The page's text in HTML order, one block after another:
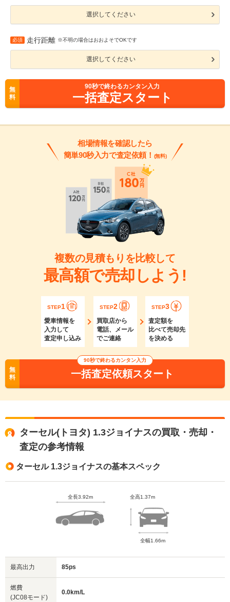
選択してください
必須 走行距離 ※不明の場合はおおよそでOKです
選択してください
無
料
90秒で終わるカンタン入力
一括査定スタート
相場情報を確認したら
簡単90秒入力で査定依頼！ (無料)
複数の見積もりを比較して
最高額で売却しよう!
STEP1
愛車情報を
入力して
査定申し込み
STEP2
買取店から
電話、メール
でご連絡
STEP3
査定額を
比べて売却先
を決める
無
料
90秒で終わるカンタン入力
一括査定依頼スタート
ターセル(トヨタ) 1.3ジョイナスの買取・売却・
査定の参考情報
ターセル 1.3ジョイナスの基本スペック
全長3.92m 全高1.37m
全幅1.66m
最高出力 85ps
燃費
(JC08モード)
0.0km/L